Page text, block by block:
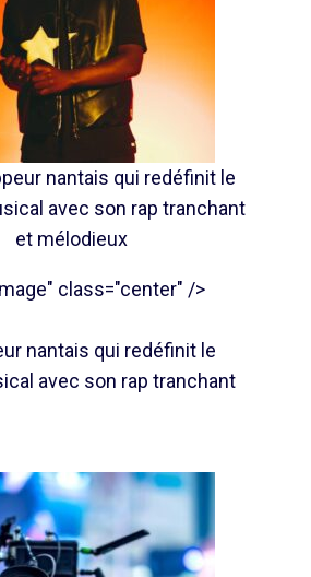
nantais qui redéfinit le
avec son rap tranchant
et mélodieux
class="center" />
nantais qui redéfinit le
avec son rap tranchant